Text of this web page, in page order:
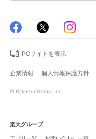
PCサイトを表示
企業情報 個人情報保護方針
© Rakuten Group, Inc.
楽天グループ